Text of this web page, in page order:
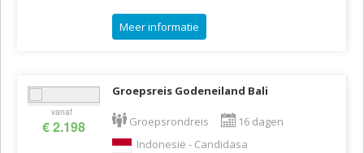
Meer informatie
vanaf
€ 2.198
Groepsreis Godeneiland Bali
Groepsrondreis
16 dagen
Indonesië - Candidasa